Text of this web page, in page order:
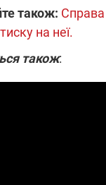
також: Справа
на неї.
також: